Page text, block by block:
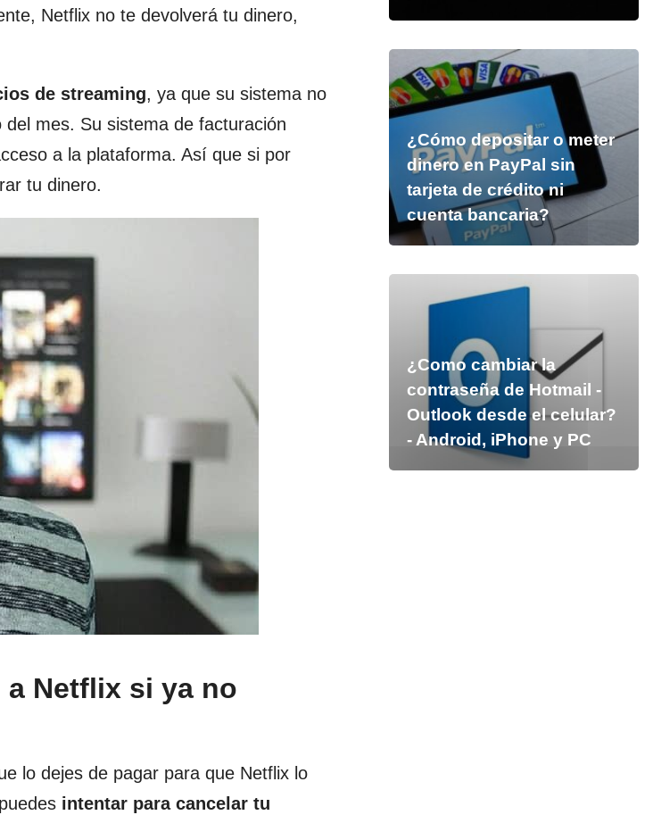
Netflix no te devolverá tu dinero,
de streaming, ya que su sistema no
mes. Su sistema de facturación
a la plataforma. Así que si por
tu dinero.
Netflix si ya no
lo dejes de pagar para que Netflix lo
intentar para cancelar tu
¿Cómo depositar o meter
dinero en PayPal sin
tarjeta de crédito ni
cuenta bancaria?
¿Como cambiar la
contraseña de Hotmail -
Outlook desde el celular?
- Android, iPhone y PC